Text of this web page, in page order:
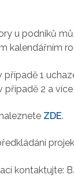
u podniků
kalendářním
případě 1
případě 2 a
ZDE.
kontaktujte: